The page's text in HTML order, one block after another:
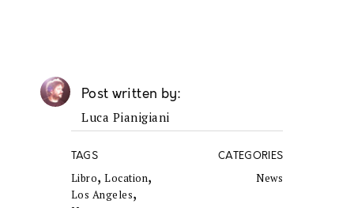
Post written by
Luca Pianigiani
TAGS
Libro,Location,
Los Angeles,
CATEGORIES
News